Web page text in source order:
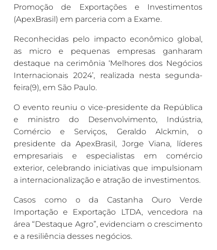
Promoção de Exportações e Investimentos
(ApexBrasil) em parceria com a Exame.
Reconhecidas pelo impacto econômico global,
as micro e pequenas empresas ganharam
destaque na cerimônia ‘Melhores dos Negócios
Internacionais 2024’, realizada nesta segunda-
feira(9), em São Paulo.
O evento reuniu o vice-presidente da República
e ministro do Desenvolvimento, Indústria,
Comércio e Serviços, Geraldo Alckmin, o
presidente da ApexBrasil, Jorge Viana, líderes
empresariais e especialistas em comércio
exterior, celebrando iniciativas que impulsionam
a internacionalização e atração de investimentos.
Casos como o da Castanha Ouro Verde
Importação e Exportação LTDA, vencedora na
área “Destaque Agro”, evidenciam o crescimento
e a resiliência desses negócios.